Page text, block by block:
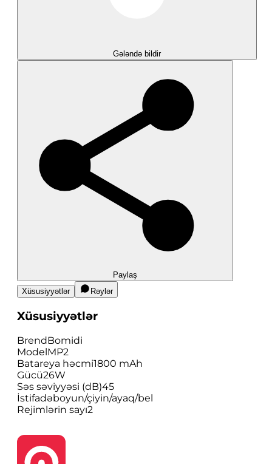
Gələndə bildir
Paylaş
Xüsusiyyətlər
Rəylər
Xüsusiyyətlər
BrendBomidi
ModelMP2
Batareya həcmi1800 mAh
Gücü26W
Səs səviyyəsi (dB)45
İstifadəboyun/çiyin/ayaq/bel
Rejimlərin sayı2